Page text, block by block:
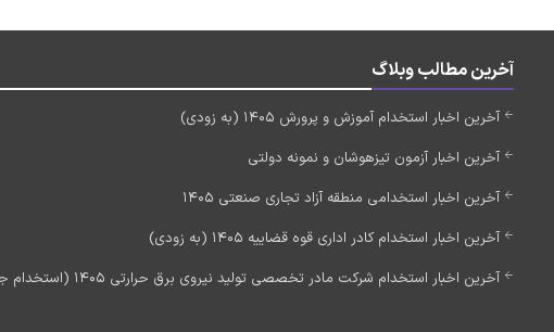
آخرین مطالب وبلاگ
آخرین اخبار استخدام آموزش و پرورش 1405 (به زودی)
آخرین اخبار آزمون تیزهوشان و نمونه دولتی
آخرین اخبار استخدامی منطقه آزاد تجاری صنعتی 1405
آخرین اخبار استخدام کادر اداری قوه قضاییه 1405 (به زودی)
آخرین اخبار استخدام شرکت مادر تخصصی تولید نیروی برق حرارتی 1405 (استخدام جدید)